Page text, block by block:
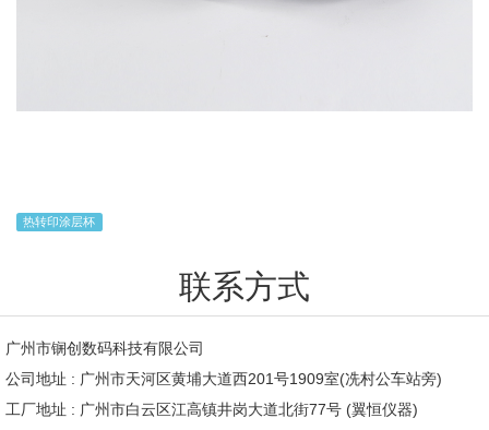
热转印涂层杯
联系方式
广州市锎创数码科技有限公司
公司地址 : 广州市天河区黄埔大道西201号1909室(冼村公车站旁)
工厂地址 : 广州市白云区江高镇井岗大道北街77号 (翼恒仪器)